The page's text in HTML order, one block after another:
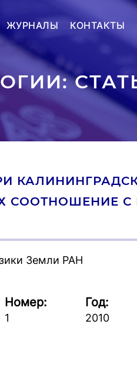
ЖУРНАЛЫ
КОНТАКТЫ
СООТНОШЕНИЕ
Земли РАН
Номер:
1
Год:
2010